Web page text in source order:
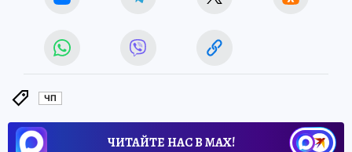
ЧП
ЧИТАЙТЕ НАС В МАХ!